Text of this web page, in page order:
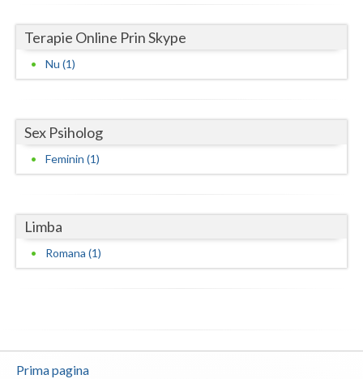
Gorj
Harghita
Ialomita
Iasi
Maramures
Mehedinti
Olt
Terapie Online Prin Skype
Nu (1)
Sex Psiholog
Feminin (1)
Limba
Romana (1)
Prima pagina